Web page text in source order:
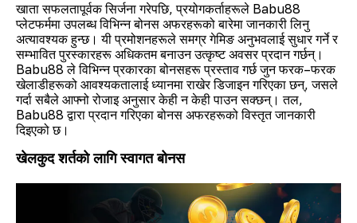
खाता सफलतापूर्वक सिर्जना गरेपछि, प्रयोगकर्ताहरूले Babu88
प्लेटफर्ममा उपलब्ध विभिन्न बोनस अफरहरूको बारेमा जानकारी लिनु
अत्यावश्यक हुन्छ। यी प्रमोशनहरूले समग्र गेमिङ अनुभवलाई सुधार गर्ने र
सम्भावित पुरस्कारहरू अधिकतम बनाउन उत्कृष्ट अवसर प्रदान गर्छन्।
Babu88 ले विभिन्न प्रकारका बोनसहरू प्रस्ताव गर्छ जुन फरक–फरक
खेलाडीहरूको आवश्यकतालाई ध्यानमा राखेर डिजाइन गरिएका छन्, जसले
गर्दा सबैले आफ्नो रोजाइ अनुसार केही न केही पाउन सक्छन्। तल,
Babu88 द्वारा प्रदान गरिएका बोनस अफरहरूको विस्तृत जानकारी
दिइएको छ।
खेलकुद शर्तको लागि स्वागत बोनस